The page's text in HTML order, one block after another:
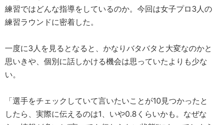
練習ではどんな指導をしているのか。今回は女子プロ3人の
練習ラウンドに密着した。
一度に3人を見るとなると、かなりバタバタと大変なのかと
思いきや、個別に話しかける機会は思っていたよりも少な
い。
「選手をチェックしていて言いたいことが10見つかったと
したら、実際に伝えるのは1、いや0.8くらいかも。なぜな